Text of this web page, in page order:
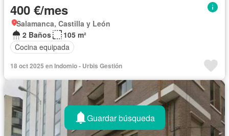
400 €/mes
Salamanca, Castilla y León
2 Baños
105 m²
Cocina equipada
18 oct 2025 en Indomio - Urbis Gestión
Guardar búsqueda